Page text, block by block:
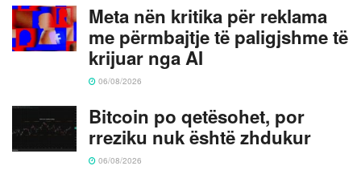
Meta nën kritika për reklama
me përmbajtje të paligjshme të
krijuar nga AI
06/08/2026
Bitcoin po qetësohet, por
rreziku nuk është zhdukur
06/08/2026